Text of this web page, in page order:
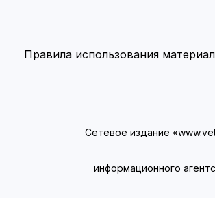
Правила использования
Сетевое издание
информационного